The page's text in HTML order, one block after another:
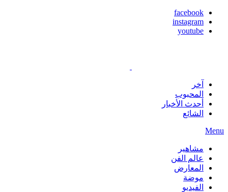
facebook
instagram
youtube
آخر
المحبوب
أحدث الأخبار
الشائع
Menu
مشاهير
عالم الفن
المعارض
موضة
الفيديو